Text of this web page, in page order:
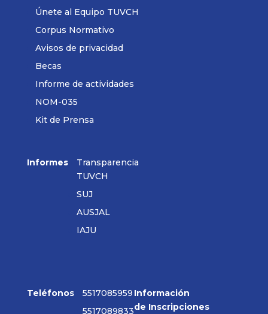
Únete al Equipo TUVCH
Corpus Normativo
Avisos de privacidad
Becas
Informe de actividades
NOM-035
Kit de Prensa
Informes
Transparencia
TUVCH
SUJ
AUSJAL
IAJU
Teléfonos
5517085959
5517089833
Información
de Inscripciones